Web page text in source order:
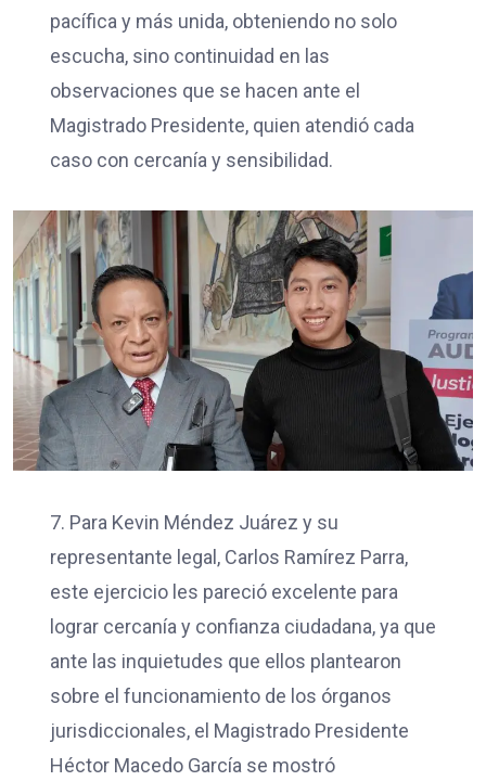
pacífica y más unida, obteniendo no solo
escucha, sino continuidad en las
observaciones que se hacen ante el
Magistrado Presidente, quien atendió cada
caso con cercanía y sensibilidad.
7. Para Kevin Méndez Juárez y su
representante legal, Carlos Ramírez Parra,
este ejercicio les pareció excelente para
lograr cercanía y confianza ciudadana, ya que
ante las inquietudes que ellos plantearon
sobre el funcionamiento de los órganos
jurisdiccionales, el Magistrado Presidente
Héctor Macedo García se mostró